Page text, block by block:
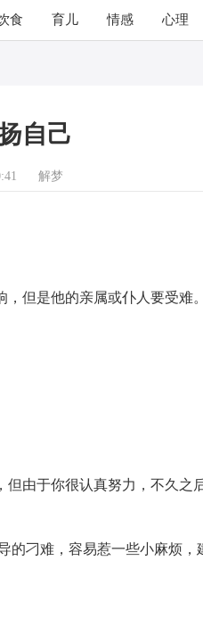
食 育儿 情感 心理
自己
解梦
但是他的亲属或仆人要受难。
由于你很认真努力，不久之
刁难，容易惹一些小麻烦，